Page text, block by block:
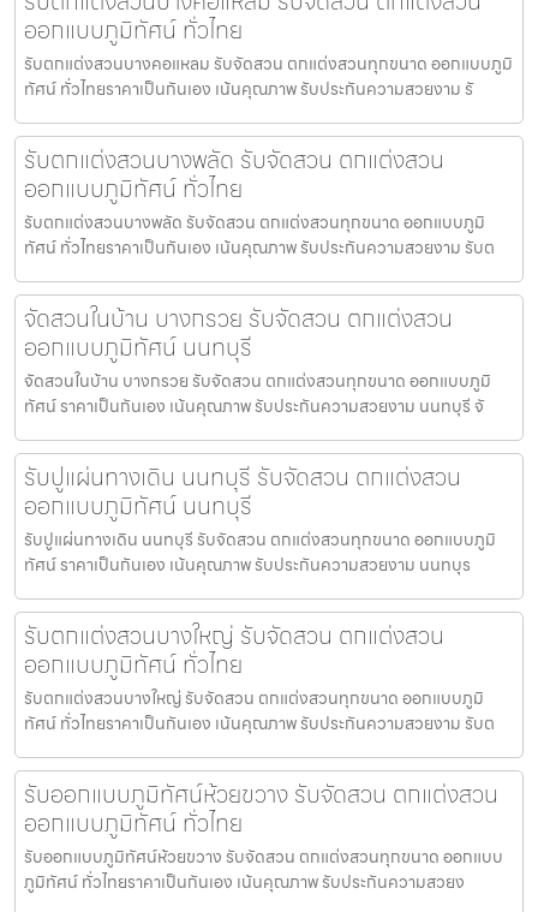
ออกแบบภูมิทัศน์ ทั่วไทย
รับตกแต่งสวนบางคอแหลม รับจัดสวน ตกแต่งสวนทุกขนาด ออกแบบภูมิ
ทัศน์ ทั่วไทยราคาเป็นกันเอง เน้นคุณภาพ รับประกันความสวยงาม รั
รับตกแต่งสวนบางพลัด รับจัดสวน ตกแต่งสวน
ออกแบบภูมิทัศน์ ทั่วไทย
รับตกแต่งสวนบางพลัด รับจัดสวน ตกแต่งสวนทุกขนาด ออกแบบภูมิ
ทัศน์ ทั่วไทยราคาเป็นกันเอง เน้นคุณภาพ รับประกันความสวยงาม รับต
จัดสวนในบ้าน บางกรวย รับจัดสวน ตกแต่งสวน
ออกแบบภูมิทัศน์ นนทบุรี
จัดสวนในบ้าน บางกรวย รับจัดสวน ตกแต่งสวนทุกขนาด ออกแบบภูมิ
ทัศน์ ราคาเป็นกันเอง เน้นคุณภาพ รับประกันความสวยงาม นนทบุรี จั
รับปูแผ่นทางเดิน นนทบุรี รับจัดสวน ตกแต่งสวน
ออกแบบภูมิทัศน์ นนทบุรี
รับปูแผ่นทางเดิน นนทบุรี รับจัดสวน ตกแต่งสวนทุกขนาด ออกแบบภูมิ
ทัศน์ ราคาเป็นกันเอง เน้นคุณภาพ รับประกันความสวยงาม นนทบุร
รับตกแต่งสวนบางใหญ่ รับจัดสวน ตกแต่งสวน
ออกแบบภูมิทัศน์ ทั่วไทย
รับตกแต่งสวนบางใหญ่ รับจัดสวน ตกแต่งสวนทุกขนาด ออกแบบภูมิ
ทัศน์ ทั่วไทยราคาเป็นกันเอง เน้นคุณภาพ รับประกันความสวยงาม รับต
รับออกแบบภูมิทัศน์ห้วยขวาง รับจัดสวน ตกแต่งสวน
ออกแบบภูมิทัศน์ ทั่วไทย
รับออกแบบภูมิทัศน์ห้วยขวาง รับจัดสวน ตกแต่งสวนทุกขนาด ออกแบบ
ภูมิทัศน์ ทั่วไทยราคาเป็นกันเอง เน้นคุณภาพ รับประกันความสวยง